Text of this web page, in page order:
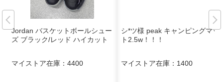
Jordan バスケットボールシュー
ズ ブラック/レッド ハイカット
マイストア在庫： 4400
シ*ツ様 peak キャンピングマッ
ト2.5w！！！
マイストア在庫： 1400